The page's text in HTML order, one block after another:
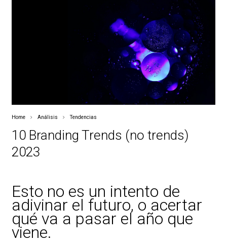
Home Análisis Tendencias
10 Branding Trends (no trends)
2023
Esto no es un intento de
adivinar el futuro, o acertar
qué va a pasar el año que
viene.